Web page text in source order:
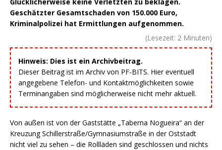
Geschätzter Gesamtschaden von 150.000 Euro,
Kriminalpolizei hat Ermittlungen aufgenommen.
(Lesezeit: 2 Minuten)
Hinweis: Dies ist ein Archivbeitrag.
Dieser Beitrag ist im Archiv von PF-BITS. Hier eventuell
angegebene Telefon- und Kontaktmöglichkeiten sowie
Terminangaben sind möglicherweise nicht mehr aktuell.
Von außen ist von der Gaststätte „Taberna Nogueira“ an der
Kreuzung Schillerstraße/Gymnasiumstraße in der Oststadt
nicht viel zu sehen – die Rollläden sind geschlossen und nichts